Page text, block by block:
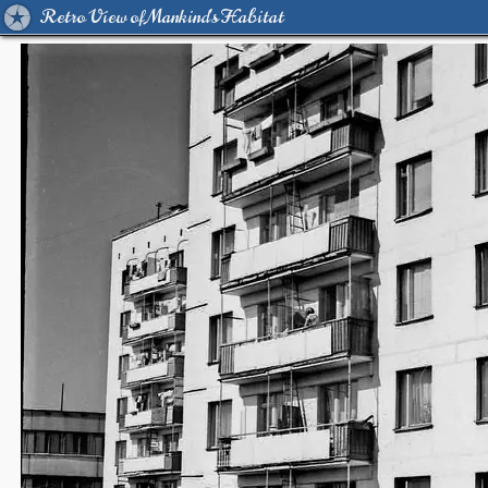
Retro View of Mankind's Habitat